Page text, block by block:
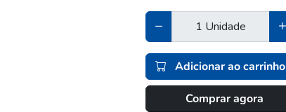
Adicionar ao carrinho
Comprar agora